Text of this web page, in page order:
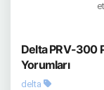
Delta PRV-300
Yorumları
delta